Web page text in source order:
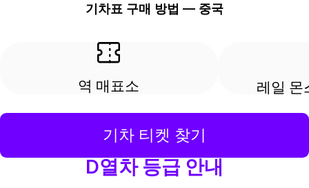
기차표 구매 방법 — 중국
역 매표소 레일 몬
기차 티켓 찾기
D열차 등급 안내